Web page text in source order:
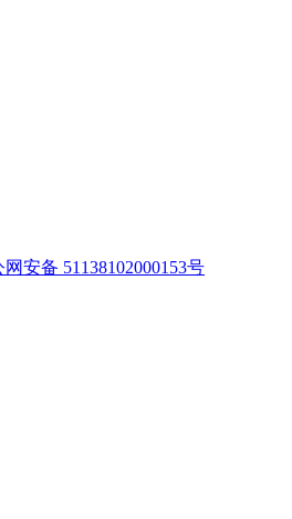
网安备 51138102000153号